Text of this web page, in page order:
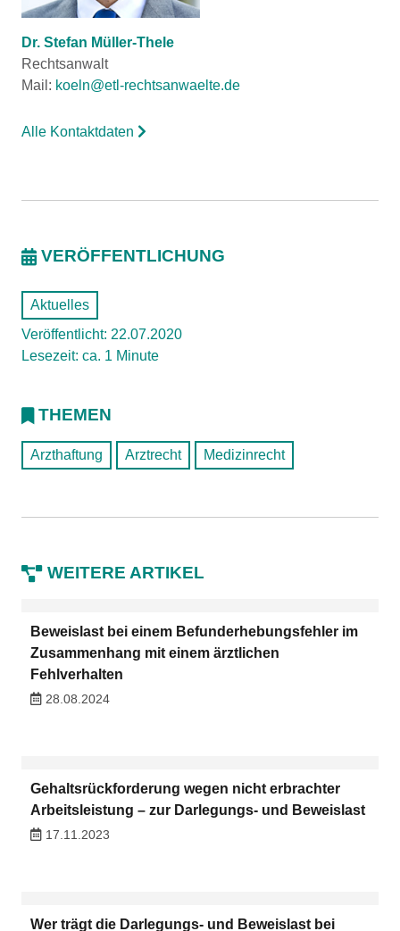
Dr. Stefan Müller-Thele
Rechtsanwalt
Mail: koeln@etl-rechtsanwaelte.de
Alle Kontaktdaten
VERÖFFENTLICHUNG
Aktuelles
Veröffentlicht: 22.07.2020
Lesezeit: ca. 1 Minute
THEMEN
Arzthaftung Arztrecht Medizinrecht
WEITERE ARTIKEL
Beweislast bei einem Befunderhebungsfehler im
Zusammenhang mit einem ärztlichen
Fehlverhalten
28.08.2024
Gehaltsrückforderung wegen nicht erbrachter
Arbeitsleistung – zur Darlegungs- und Beweislast
17.11.2023
Wer trägt die Darlegungs- und Beweislast bei